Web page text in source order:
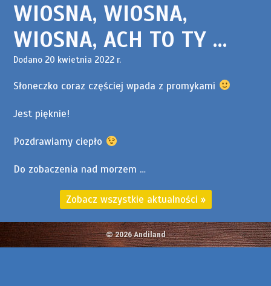
WIOSNA, WIOSNA,
WIOSNA, ACH TO TY …
Dodano 20 kwietnia 2022 r.
Słoneczko coraz częściej wpada z promykami
Jest pięknie!
Pozdrawiamy ciepło
Do zobaczenia nad morzem …
Zobacz wszystkie aktualności »
©2026Andiland
Rozumiem.